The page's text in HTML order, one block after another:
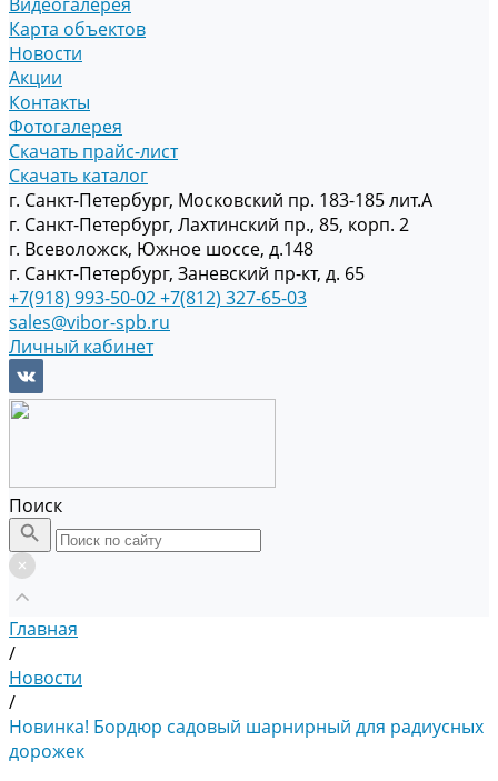
Карта объектов
Новости
Акции
Контакты
Фотогалерея
Скачать прайс-лист
Скачать каталог
г. Санкт-Петербург, Московский пр. 183-185 лит.А
г. Санкт-Петербург, Лахтинский пр., 85, корп. 2
г. Всеволожск, Южное шоссе, д.148
г. Санкт-Петербург, Заневский пр-кт, д. 65
+7(918) 993-50-02+7(812) 327-65-03
sales@vibor-spb.ru
Личный кабинет
Поиск
Главная
/
Новости
/
Новинка! Бордюр садовый шарнирный для радиусных
дорожек